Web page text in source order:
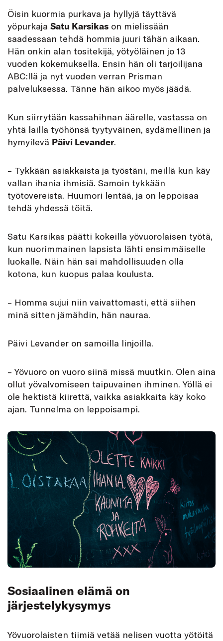
Öisin kuormia purkava ja hyllyjä täyttävä
yöpurkaja Satu Karsikas on mielissään
saadessaan tehdä hommia juuri tähän aikaan.
Hän onkin alan tositekijä, yötyöläinen jo 13
vuoden kokemuksella. Ensin hän oli tarjoilijana
ABC:llä ja nyt vuoden verran Prisman
palveluksessa. Tänne hän aikoo myös jäädä.
Kun siirrytään kassahihnan äärelle, vastassa on
yhtä lailla työhönsä tyytyväinen, sydämellinen ja
hymyilevä Päivi Levander.
– Tykkään asiakkaista ja työstäni, meillä kun käy
vallan ihania ihmisiä. Samoin tykkään
työtovereista. Huumori lentää, ja on leppoisaa
tehdä yhdessä töitä.
Satu Karsikas päätti kokeilla yövuorolaisen työtä,
kun nuorimmainen lapsista lähti ensimmäiselle
luokalle. Näin hän sai mahdollisuuden olla
kotona, kun kuopus palaa koulusta.
– Homma sujui niin vaivattomasti, että siihen
minä sitten jämähdin, hän nauraa.
Päivi Levander on samoilla linjoilla.
– Yövuoro on vuoro siinä missä muutkin. Olen aina
ollut yövalvomiseen taipuvainen ihminen. Yöllä ei
ole hektistä kiirettä, vaikka asiakkaita käy koko
ajan. Tunnelma on leppoisampi.
Sosiaalinen elämä on
järjestelykysymys
Yövuorolaisten tiimiä vetää nelisen vuotta yötöitä